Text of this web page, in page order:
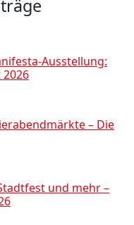
Ausstellung:
– Die
und mehr –